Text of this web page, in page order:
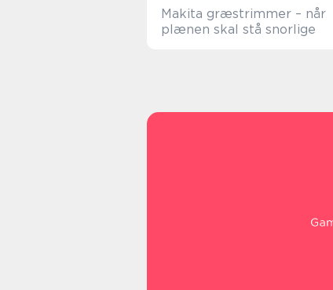
Makita græstrimmer – når
plænen skal stå snorlige